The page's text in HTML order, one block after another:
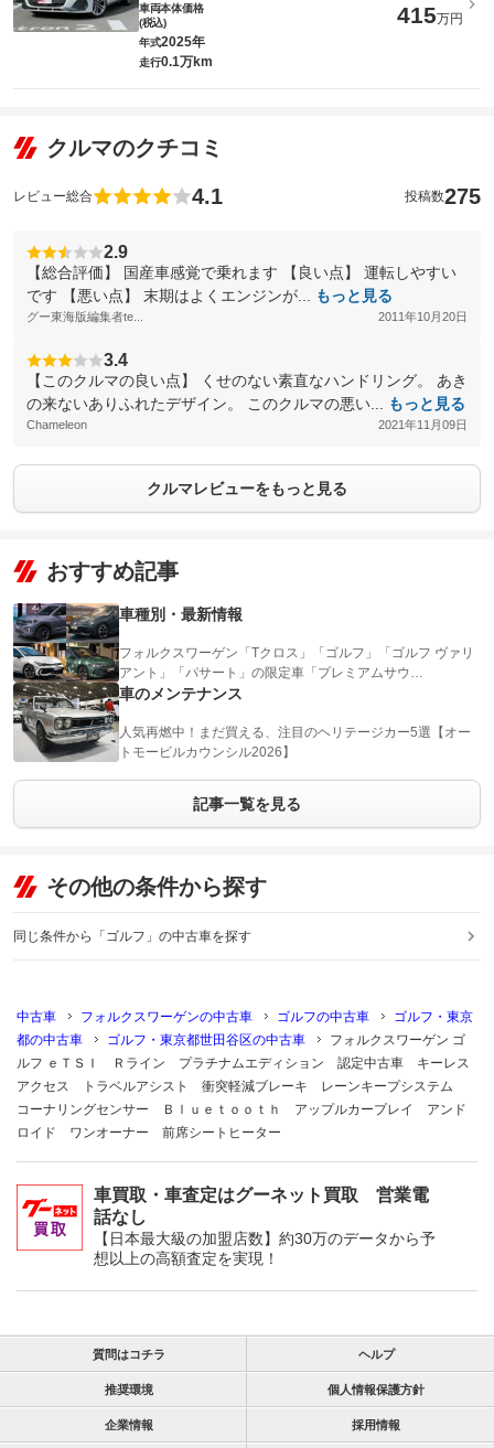
車両本体価格
(税込)
415万円
年式2025年
走行0.1万km
クルマのクチコミ
レビュー総合 4.1 投稿数275
2.9
【総合評価】 国産車感覚で乗れます 【良い点】 運転しやすい
です 【悪い点】 末期はよくエンジンが...
もっと見る
グー東海版編集者te... 2011年10月20日
3.4
【このクルマの良い点】 くせのない素直なハンドリング。 あき
の来ないありふれたデザイン。 このクルマの悪い...
もっと見る
Chameleon 2021年11月09日
クルマレビューをもっと見る
おすすめ記事
車種別・最新情報
フォルクスワーゲン「Tクロス」「ゴルフ」「ゴルフ ヴァリ
アント」「パサート」の限定車「プレミアムサウ…
車のメンテナンス
人気再燃中！まだ買える、注目のヘリテージカー5選【オー
トモービルカウンシル2026】
記事一覧を見る
その他の条件から探す
同じ条件から「ゴルフ」の中古車を探す
中古車 フォルクスワーゲンの中古車 ゴルフの中古車
ゴルフ・東京
都の中古車
ゴルフ・東京都世田谷区の中古車
フォルクスワーゲン ゴ
ルフ ｅＴＳＩ Ｒライン プラチナムエディション 認定中古車 キーレス
アクセス トラベルアシスト 衝突軽減ブレーキ レーンキープシステム
コーナリングセンサー Ｂｌｕｅｔｏｏｔｈ アップルカープレイ アンド
ロイド ワンオーナー 前席シートヒーター
車買取・車査定はグーネット買取 営業電
話なし
【日本最大級の加盟店数】約30万のデータから予
想以上の高額査定を実現！
質問はコチラ ヘルプ
推奨環境 個人情報保護方針
企業情報 採用情報